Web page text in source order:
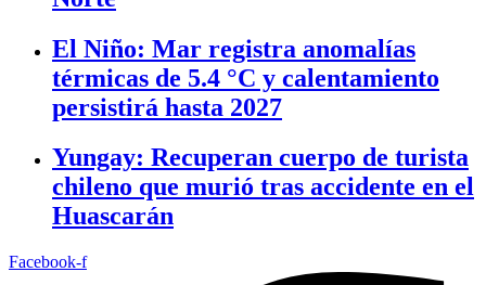
El Niño: Mar registra anomalías
térmicas de 5.4 °C y calentamiento
persistirá hasta 2027
Yungay: Recuperan cuerpo de turista
chileno que murió tras accidente en el
Huascarán
Facebook-f